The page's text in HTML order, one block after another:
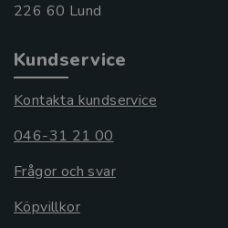
Kundservice
Kontakta kundservice
046-31 21 00
Frågor och svar
Köpvillkor